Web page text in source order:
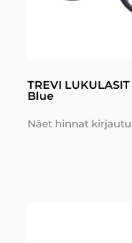
TREVI
Blue
Näet hinnat